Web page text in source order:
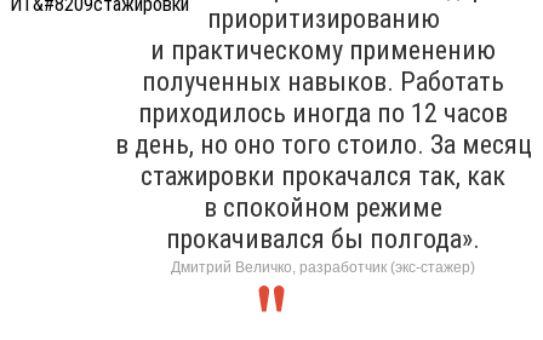
приоритизированию
и практическому применению
полученных навыков. Работать
приходилось иногда по 12 часов
в день, но оно того стоило. За месяц
стажировки прокачался так, как
в спокойном режиме
прокачивался бы полгода».
Дмитрий Величко, разработчик (экс-стажер)